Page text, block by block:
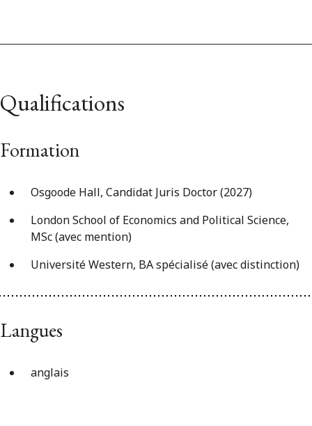
Qualifications
Formation
Osgoode Hall, Candidat Juris Doctor (2027)
London School of Economics and Political Science,
MSc (avec mention)
Université Western, BA spécialisé (avec distinction)
Langues
anglais